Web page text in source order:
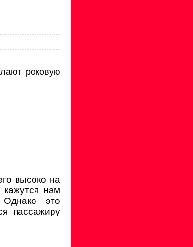
роковую
высоко на
кажутся нам
это
пассажиру